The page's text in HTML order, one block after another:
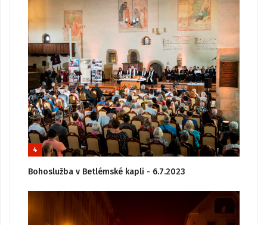
4
Bohoslužba v Betlémské kapli - 6.7.2023